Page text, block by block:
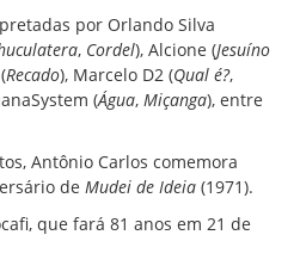
por Orlando Silva
, Cordel), Alcione (Jesuíno
Recado), Marcelo D2 (Qual é?,
(Água, Miçanga), entre
Antônio Carlos comemora
de Mudei de Ideia (1971).
que fará 81 anos em 21 de